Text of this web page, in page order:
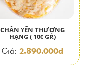
CHÂN YẾN THƯỢNG
HẠNG ( 100 GR)
Giá: 2.890.000đ